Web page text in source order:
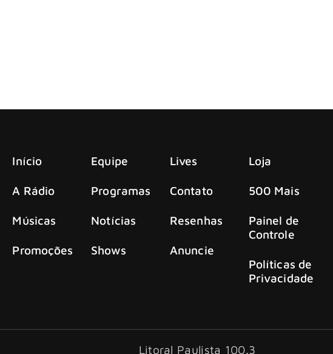
Início
A Rádio
Músicas
Promoções
Equipe
Programas
Notícias
Shows
Lives
Contato
Resenhas
Anuncie
Loja
500 Mais
Painel de
Controle
Políticas de
Privacidade
Litoral Paulista 100.3